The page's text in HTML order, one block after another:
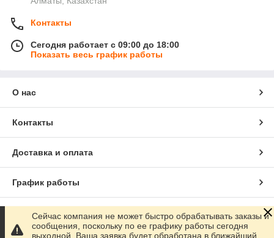
Контакты
Сегодня работает с 09:00 до 18:00
Показать весь график работы
О нас
Контакты
Доставка и оплата
График работы
Полная версия сайта
Сейчас компания не может быстро обрабатывать заказы и
сообщения, поскольку по ее графику работы сегодня
выходной. Ваша заявка будет обработана в ближайший